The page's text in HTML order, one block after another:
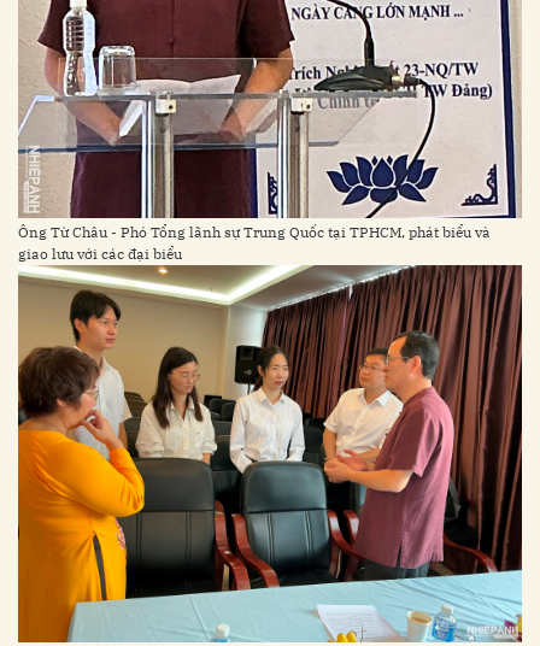
Ông Từ Châu - Phó Tổng lãnh sự Trung Quốc tại TPHCM, phát biểu và
giao lưu với các đại biểu